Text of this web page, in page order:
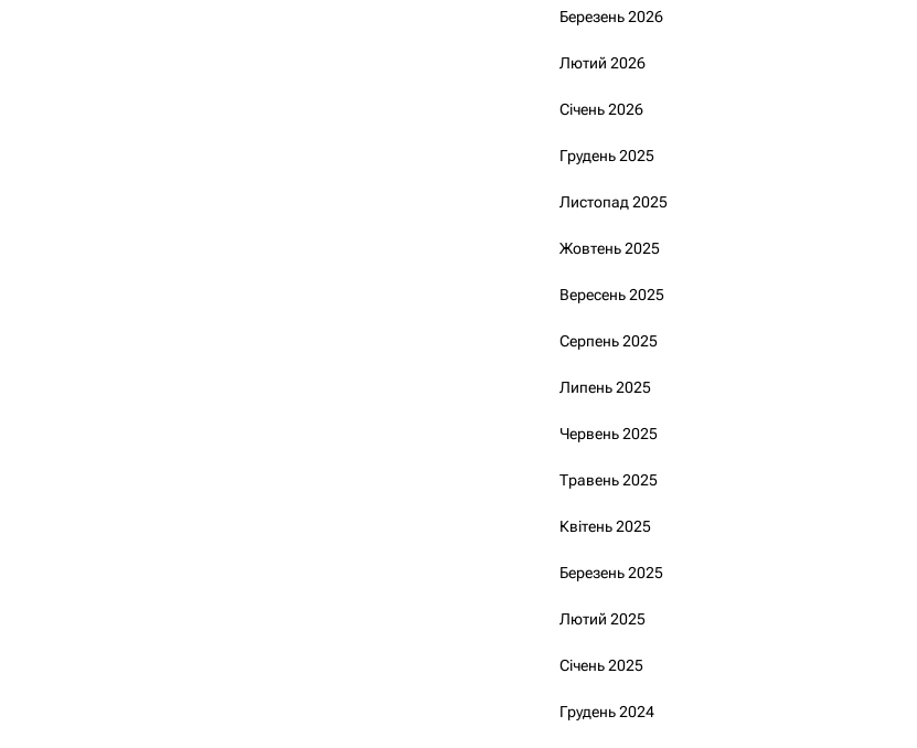
Березень 2026
Лютий 2026
Січень 2026
Грудень 2025
Листопад 2025
Жовтень 2025
Вересень 2025
Серпень 2025
Липень 2025
Червень 2025
Травень 2025
Квітень 2025
Березень 2025
Лютий 2025
Січень 2025
Грудень 2024